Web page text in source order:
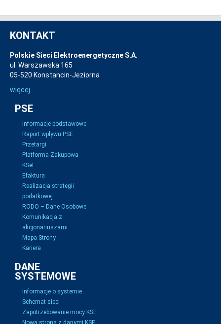
KONTAKT
Polskie Sieci Elektroenergetyczne S.A.
ul. Warszawska 165
05-520 Konstancin-Jeziorna
więcej
PSE
Informacje podstawowe
Raport wpływu PSE
Przetargi
Platforma Zakupowa
KSeF
Efaktura
Realizacja strategii
podatkowej
RODO – Dane Osobowe
Komunikacja z
akcjonariuszami
Mapa Strony
Kariera
DANE
SYSTEMOWE
Informacje o systemie
Schemat sieci
Zapotrzebowanie mocy KSE
Nowa strona z danymi KSE